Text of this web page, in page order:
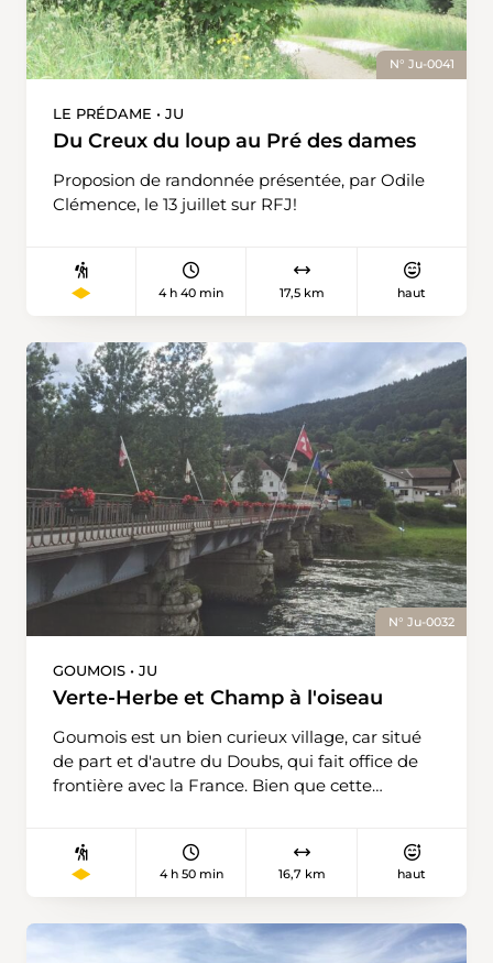
N° Ju-0041
LE PRÉDAME • JU
Du Creux du loup au Pré des dames
Proposion de randonnée présentée, par Odile
Clémence, le 13 juillet sur RFJ!
4 h 40 min 17,5 km haut
N° Ju-0032
GOUMOIS • JU
Verte-Herbe et Champ à l'oiseau
Goumois est un bien curieux village, car situé
de part et d'autre du Doubs, qui fait office de
frontière avec la France. Bien que cette
partagé les infrastructures. Ainsi, l'école se
trouve sur le sol suisse, tandis que l'église est
près de la place de parc proche du restaurant
de la Verte herbe, nos mollets sont
4 h 50 min 16,7 km haut